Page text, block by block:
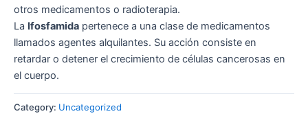
otros medicamentos o radioterapia.
La Ifosfamida pertenece a una clase de medicamentos
llamados agentes alquilantes. Su acción consiste en
retardar o detener el crecimiento de células cancerosas en
el cuerpo.
Category: Uncategorized